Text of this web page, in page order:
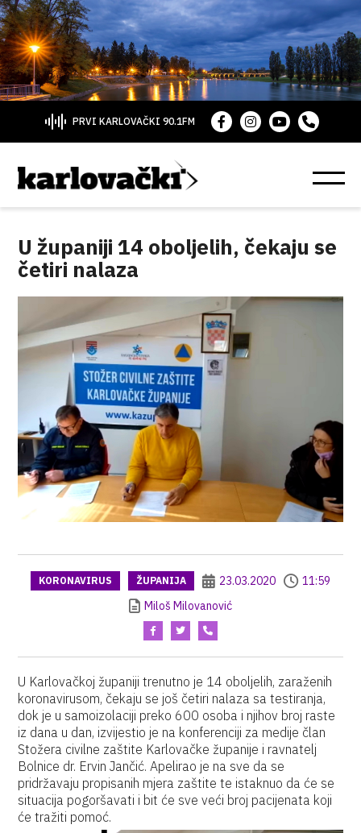
PRVI KARLOVAČKI 90.1FM
U županiji 14 oboljelih, čekaju se
četiri nalaza
KORONAVIRUS ŽUPANIJA 23.03.2020
11:59
Miloš Milovanović
U Karlovačkoj županiji trenutno je 14 oboljelih, zaraženih
koronavirusom, čekaju se još četiri nalaza sa testiranja,
dok je u samoizolaciji preko 600 osoba i njihov broj raste
iz dana u dan, izvijestio je na konferenciji za medije član
Stožera civilne zaštite Karlovačke županije i ravnatelj
Bolnice dr. Ervin Jančić. Apelirao je na sve da se
pridržavaju propisanih mjera zaštite te istaknuo da će se
situacija pogoršavati i bit će sve veći broj pacijenata koji
će tražiti pomoć.